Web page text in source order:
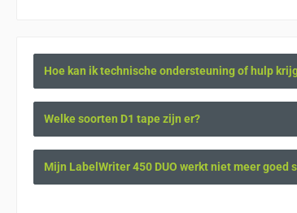
Hoe kan ik technische ondersteuning of hulp
Welke soorten D1 tape zijn er?
Mijn LabelWriter 450 DUO werkt niet meer goed